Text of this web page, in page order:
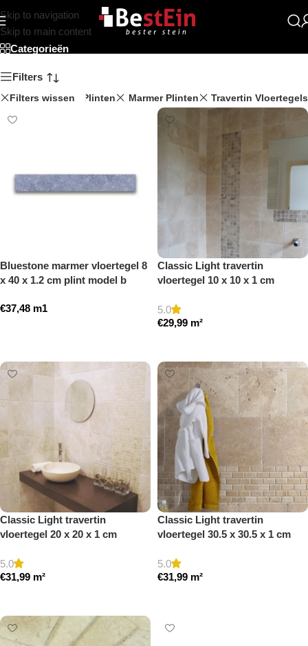
Skip to navigation
Skip to main content
Beststein
Categorieën
Filters
Filters wissenTravertin Plinten Marmer Plinten Travertin Vloertegels
Bluestone marmer vloertegel 8
x 40 x 1.2 cm plint model b
€37,48 m1
Classic Light travertin
vloertegel 10 x 10 x 1 cm
5.0
€29,99 m²
Classic Light travertin
vloertegel 20 x 20 x 1 cm
5.0
€31,99 m²
Classic Light travertin
vloertegel 30.5 x 30.5 x 1 cm
5.0
€31,99 m²